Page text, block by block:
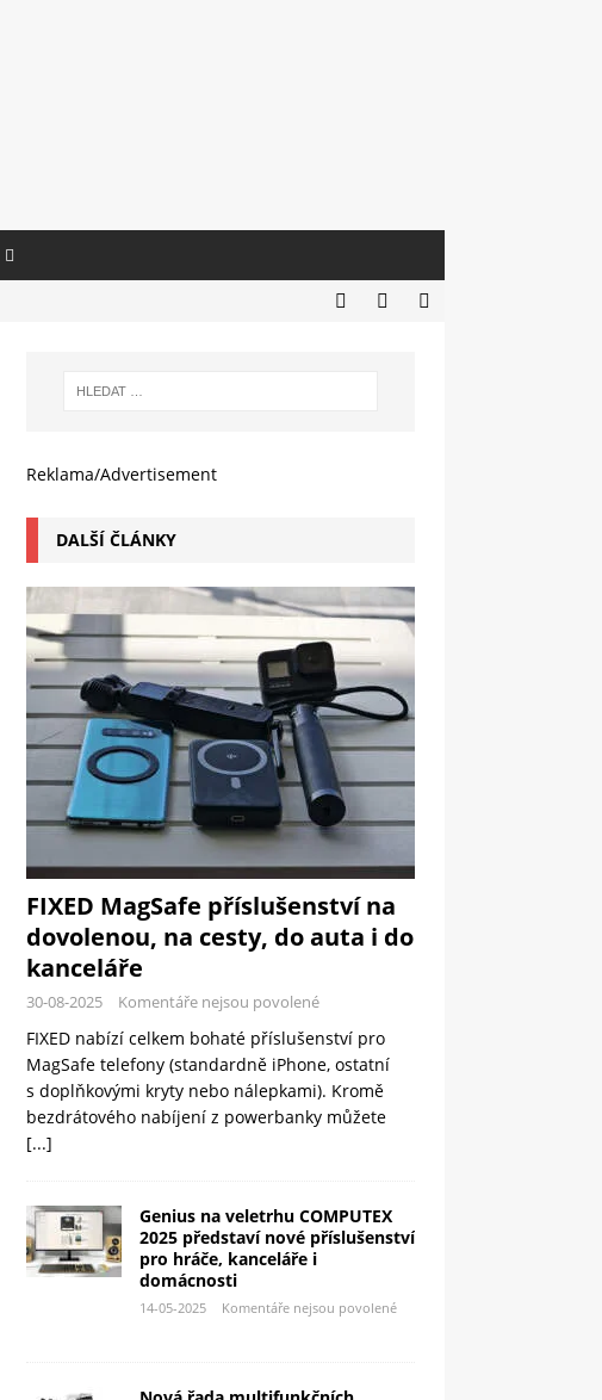
Reklama/Advertisement
DALŠÍ ČLÁNKY
FIXED MagSafe příslušenství na
dovolenou, na cesty, do auta i do
kanceláře
30-08-2025 Komentáře nejsou povolené
FIXED nabízí celkem bohaté příslušenství pro
MagSafe telefony (standardně iPhone, ostatní
s doplňkovými kryty nebo nálepkami). Kromě
bezdrátového nabíjení z powerbanky můžete
[...]
Genius na veletrhu COMPUTEX
2025 představí nové příslušenství
pro hráče, kanceláře i
domácnosti
14-05-2025 Komentáře nejsou povolené